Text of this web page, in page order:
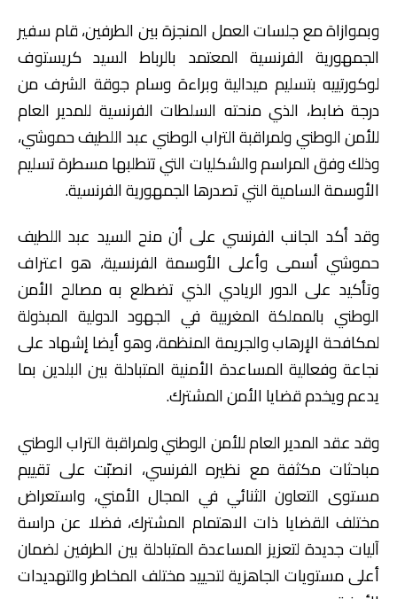
وبموازاة مع جلسات العمل المنجزة بين الطرفين، قام سفير
الجمهورية الفرنسية المعتمد بالرباط السيد كريستوف
لوكورتييه بتسليم ميدالية وبراءة وسام جوقة الشرف من
درجة ضابط، الذي منحته السلطات الفرنسية للمدير العام
للأمن الوطني ولمراقبة التراب الوطني عبد اللطيف حموشي،
وذلك وفق المراسم والشكليات التي تتطلبها مسطرة تسليم
الأوسمة السامية التي تصدرها الجمهورية الفرنسية.
وقد أكد الجانب الفرنسي على أن منح السيد عبد اللطيف
حموشي أسمى وأعلى الأوسمة الفرنسية، هو اعتراف
وتأكيد على الدور الريادي الذي تضطلع به مصالح الأمن
الوطني بالمملكة المغربية في الجهود الدولية المبذولة
لمكافحة الإرهاب والجريمة المنظمة، وهو أيضا إشهاد على
نجاعة وفعالية المساعدة الأمنية المتبادلة بين البلدين بما
يدعم ويخدم قضايا الأمن المشترك.
وقد عقد المدير العام للأمن الوطني ولمراقبة التراب الوطني
مباحثات مكثفة مع نظيره الفرنسي، انصبّت على تقييم
مستوى التعاون الثنائي في المجال الأمني، واستعراض
مختلف القضايا ذات الاهتمام المشترك، فضلا عن دراسة
آليات جديدة لتعزيز المساعدة المتبادلة بين الطرفين لضمان
أعلى مستويات الجاهزية لتحييد مختلف المخاطر والتهديدات